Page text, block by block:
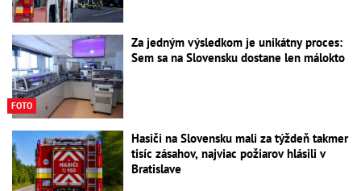
FOTO
Za jedným výsledkom je unikátny proces:
Sem sa na Slovensku dostane len málokto
Hasiči na Slovensku mali za týždeň takmer
tisíc zásahov, najviac požiarov hlásili v
Bratislave